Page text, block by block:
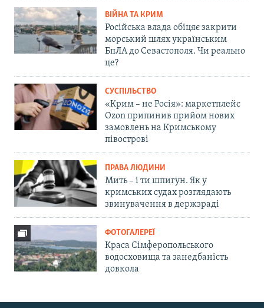
ВІЙНА ТА КРИМ
Російська влада обіцяє закрити
морський шлях українським
БпЛА до Севастополя. Чи реально
це?
СУСПІЛЬСТВО
«Крим – не Росія»: маркетплейс
Ozon припинив прийом нових
замовлень на Кримському
півострові
ПРАВА ЛЮДИНИ
Мить – і ти шпигун. Як у
кримських судах розглядають
звинувачення в держзраді
ФОТОГАЛЕРЕЇ
Краса Сімферопольського
водосховища та занедбаність
довкола